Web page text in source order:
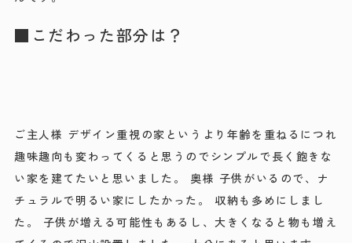
■こだわった部分は？
ご主人様 デザイン重視の家というより年齢を重ねるにつれ
趣味趣向も変わってくると思うのでシンプルで長く飽きな
い家を建てたいと思いました。 奥様 子供がいるので、ナ
チュラルで明るい家にしたかった。 収納も多めにしまし
た。 子供が増える可能性もあるし、大きくなると物も増え